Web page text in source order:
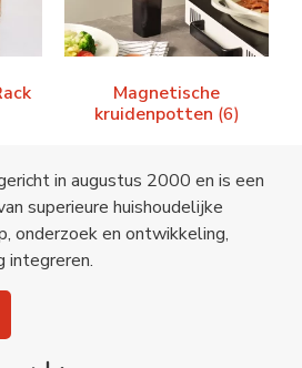
Magnetische
kruidenpotten (6)
in augustus 2000 en is een
superieure huishoudelijke
onderzoek en ontwikkeling,
integreren.